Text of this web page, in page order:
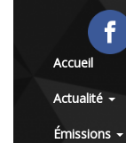
Accueil
Actualité
Émissions